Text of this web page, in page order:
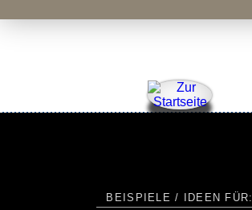
BEISPIELE / IDEEN FÜR: